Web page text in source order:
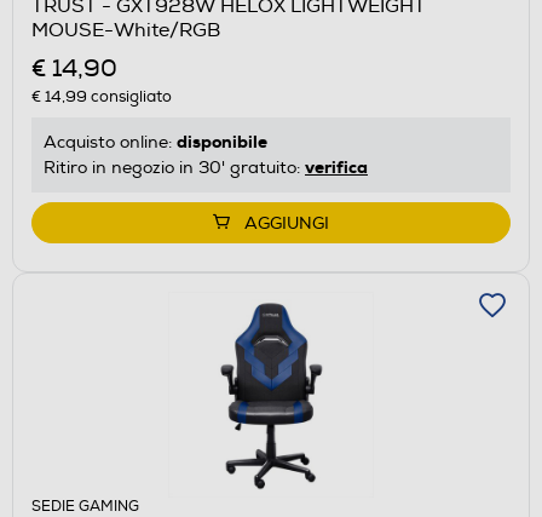
TRUST - GXT928W HELOX LIGHTWEIGHT
MOUSE-White/RGB
€ 14,90
€ 14,99 consigliato
Acquisto online: disponibile
Ritiro in negozio in 30' gratuito: verifica
AGGIUNGI
SEDIE GAMING